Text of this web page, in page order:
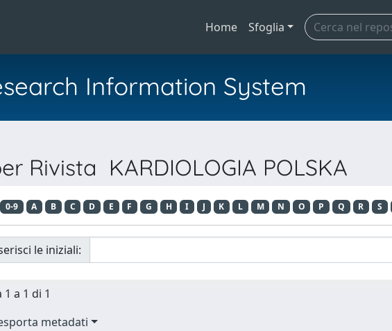
Home Sfoglia
Information System
Rivista KARDIOLOGIA POLSKA
0-9 A B C D E F G H I J K L M N O P Q R S
le iniziali:
a 1 di 1
metadati